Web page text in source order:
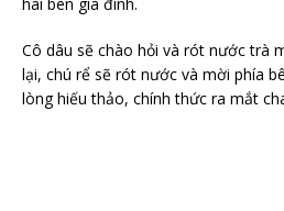
Cô dâu sẽ chào hỏi và rót nước trà
lại, chú rể sẽ rót nước và mời phía
lòng hiếu thảo, chính thức ra mắt